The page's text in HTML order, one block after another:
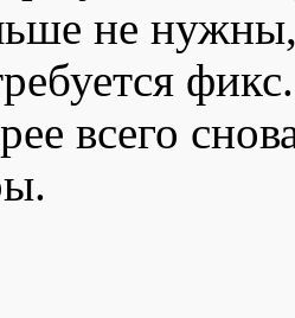
не нужны,
всего